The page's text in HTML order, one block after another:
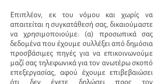
Επιπλέον, εκ του νόμου και χωρίς να
απαιτείται η συγκατάθεσή σας, δικαιούμαστε
να χρησιμοποιούμε: (α) προσωπικά σας
δεδομένα που έχουμε συλλέξει από δημόσια
προσβάσιμες πηγές για να επικοινωνούμε
μαζί σας τηλεφωνικά για τον ανωτέρω σκοπό
επεξεργασίας, αφού έχουμε επιβεβαιώσει
ότι δεν έχετε δηλώσει προς τον